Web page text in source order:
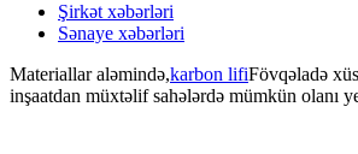
Şirkət xəbərləri
Sənaye xəbərləri
Materiallar aləmində,karbon lifiFövqəladə
inşaatdan müxtəlif sahələrdə mümkün olanı